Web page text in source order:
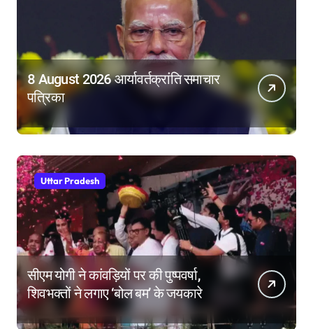
8 August 2026 आर्यावर्तक्रांति समाचार
पत्रिका
Uttar Pradesh
सीएम योगी ने कांवड़ियों पर की पुष्पवर्षा,
शिवभक्तों ने लगाए ‘बोल बम’ के जयकारे